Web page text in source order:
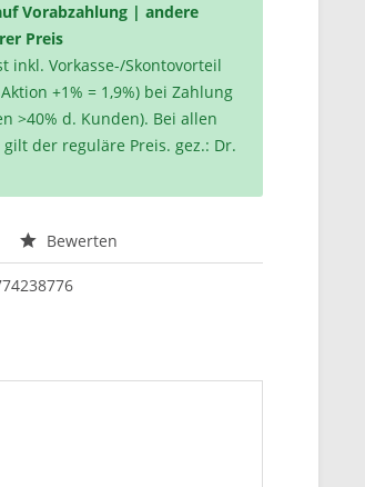
Vorabzahlung | andere
Preis
inkl. Vorkasse-/Skontovorteil
+1% = 1,9%) bei Zahlung
>40% d. Kunden). Bei allen
der reguläre Preis. gez.: Dr.
Bewerten